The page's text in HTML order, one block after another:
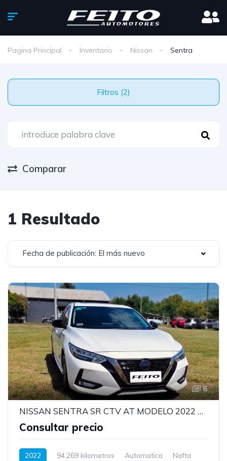
Pagina Principal Inventario Nissan Sentra
Filtros (2)
Comparar
1 Resultado
Fecha de publicación: El más nuevo
6
NISSAN SENTRA SR CTV AT MODELO 2022 MOTOR 2.0
Consultar precio
2022 94,269 kilometros Automatica
Nafta